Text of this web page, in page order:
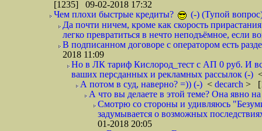
[1235] 09-02-2018 17:32
Чем плохи быстрые кредиты?
(-) (Тупой
Да почти ничем, кроме как скорость
легко превратиться в нечто неподъёмное, если
В подписанном договоре с оператором есть
2018 11:09
Но в ЛК тариф Кислород_тест с АП 0 руб. И
ваших персданных и рекламных рассылок (-)
А потом в суд, наверно? =)) (-) < decarch >
А что вы делаете в этой теме? Она явно
Смотрю со стороны и удивляюсь
задумывается о возможных
01-2018 20:05